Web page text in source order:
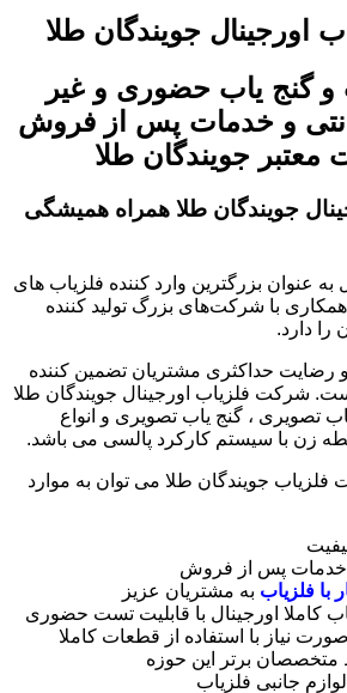
اورجینال جویندگان طلا
و گنج یاب حضوری و غیر
و خدمات پس از فروش
معتبر جویندگان طلا
جویندگان طلا همراه همیشگی
عنوان بزرگترین وارد کننده فلزیاب های
همکاری با شرکت‌های بزرگ تولید کننده
را دارد.
و رضایت حداکثری مشتریان تضمین کننده
شرکت فلزیاب اورجینال جویندگان طلا
تصویری ، گنج یاب تصویری و انواع
زن با سیستم کارکرد پالسی می باشد.
فلزیاب جویندگان طلا می توان به موارد
با فلزیاب به مشتریان عزیز
کاملا اورجینال با قابلیت تست حضوری
نیاز با استفاده از قطعات کاملا
متخصصان برتر این حوزه
لوازم جانبی فلزیاب